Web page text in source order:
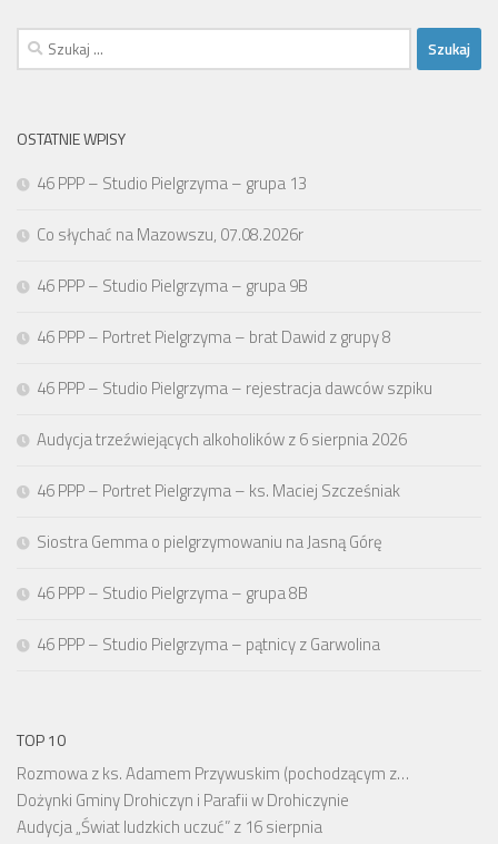
Szukaj:
OSTATNIE WPISY
46 PPP – Studio Pielgrzyma – grupa 13
Co słychać na Mazowszu, 07.08.2026r
46 PPP – Studio Pielgrzyma – grupa 9B
46 PPP – Portret Pielgrzyma – brat Dawid z grupy 8
46 PPP – Studio Pielgrzyma – rejestracja dawców szpiku
Audycja trzeźwiejących alkoholików z 6 sierpnia 2026
46 PPP – Portret Pielgrzyma – ks. Maciej Szcześniak
Siostra Gemma o pielgrzymowaniu na Jasną Górę
46 PPP – Studio Pielgrzyma – grupa 8B
46 PPP – Studio Pielgrzyma – pątnicy z Garwolina
TOP 10
Rozmowa z ks. Adamem Przywuskim (pochodzącym z…
Dożynki Gminy Drohiczyn i Parafii w Drohiczynie
Audycja „Świat ludzkich uczuć” z 16 sierpnia